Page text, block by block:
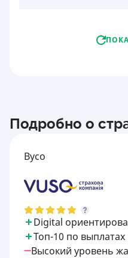
Подробно о
Вусо
Digital
Топ-10 по выплатах
Высокий уровень